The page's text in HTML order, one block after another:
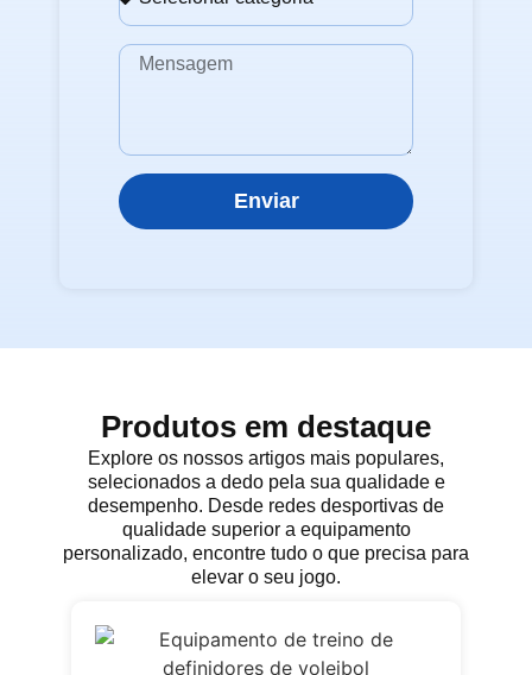
Enviar
Produtos em destaque
Explore os nossos artigos mais populares,
selecionados a dedo pela sua qualidade e
desempenho. Desde redes desportivas de
qualidade superior a equipamento
personalizado, encontre tudo o que precisa para
elevar o seu jogo.